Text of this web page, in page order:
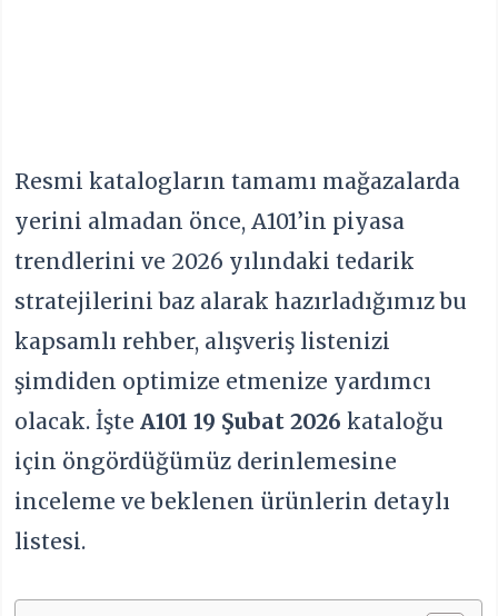
Resmi katalogların tamamı mağazalarda
yerini almadan önce, A101’in piyasa
trendlerini ve 2026 yılındaki tedarik
stratejilerini baz alarak hazırladığımız bu
kapsamlı rehber, alışveriş listenizi
şimdiden optimize etmenize yardımcı
olacak. İşteA101 19 Şubat 2026 kataloğu
için öngördüğümüz derinlemesine
inceleme ve beklenen ürünlerin detaylı
listesi.